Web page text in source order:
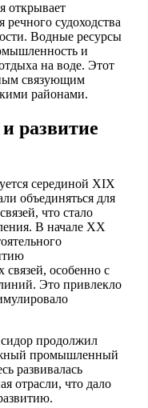
открывает
судоходства
Водные ресурсы
и
на воде. Этот
связующим
районами.
развитие
серединой XIX
объединяться для
что стало
В начале XX
особенно с
Это привлекло
продолжил
промышленный
развивалась
отрасли, что дало